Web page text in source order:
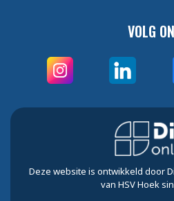
VOLG
Deze website is ontwikkeld door
van HSV Hoek